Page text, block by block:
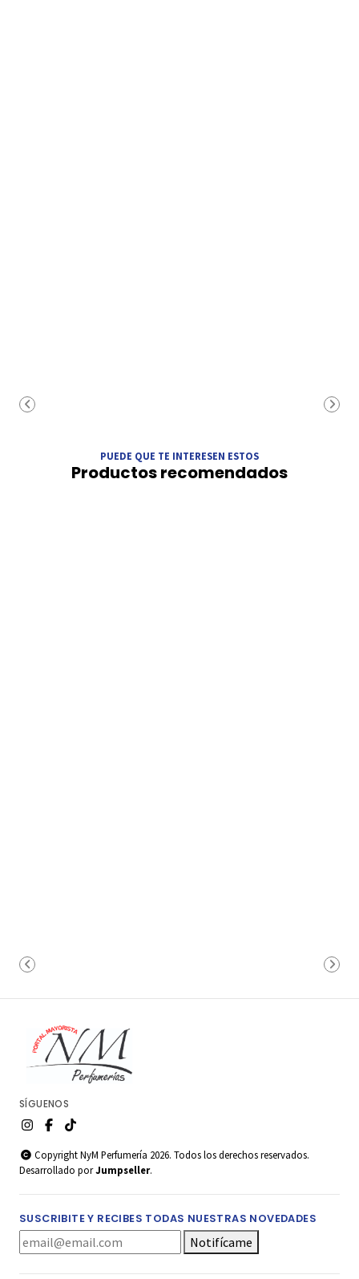
PUEDE QUE TE INTERESEN ESTOS
Productos recomendados
SÍGUENOS
Copyright NyM Perfumería 2026. Todos los derechos reservados.
Desarrollado porJumpseller.
SUSCRIBITE Y RECIBES TODAS NUESTRAS NOVEDADES
Notifícame